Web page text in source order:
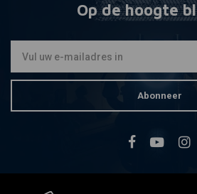
Op de hoogte
Abonneer